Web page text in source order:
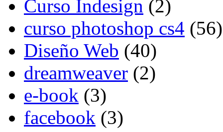
Curso Indesign (2)
curso photoshop cs4 (56)
Diseño Web (40)
dreamweaver (2)
e-book (3)
facebook (3)